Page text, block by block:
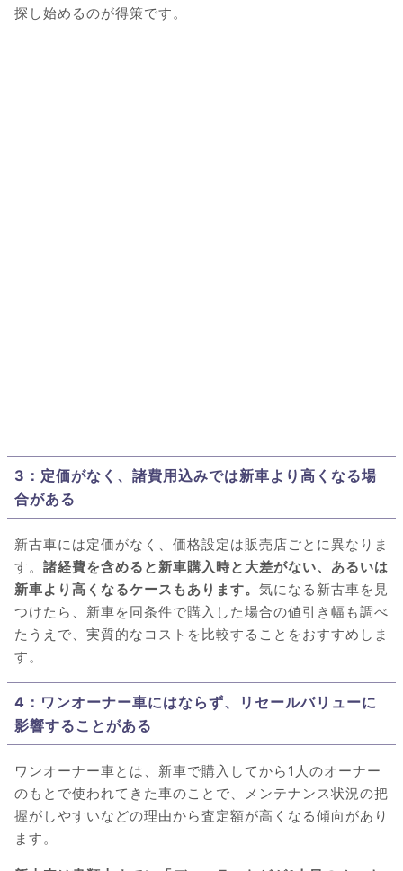
探し始めるのが得策です。
3：定価がなく、諸費用込みでは新車より高くなる場
合がある
新古車には定価がなく、価格設定は販売店ごとに異なりま
す。 諸経費を含めると新車購入時と大差がない、あるいは
新車より高くなるケースもあります。 気になる新古車を見
つけたら、新車を同条件で購入した場合の値引き幅も調べ
たうえで、実質的なコストを比較することをおすすめしま
す。
4：ワンオーナー車にはならず、リセールバリューに
影響することがある
ワンオーナー車とは、新車で購入してから1人のオーナー
のもとで使われてきた車のことで、メンテナンス状況の把
握がしやすいなどの理由から査定額が高くなる傾向があり
ます。